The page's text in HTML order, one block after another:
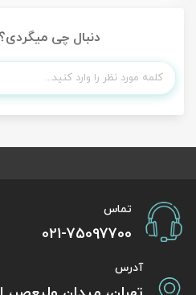
دنبال چی
تماس
021-75097700
آدرس